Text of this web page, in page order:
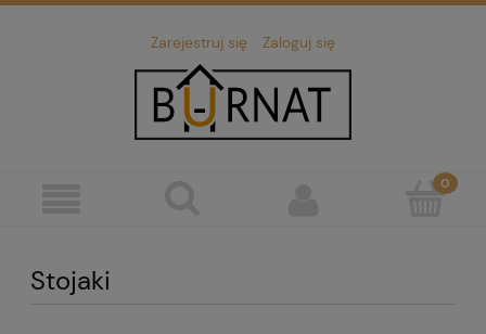
Zarejestruj się Zaloguj się
Stojaki